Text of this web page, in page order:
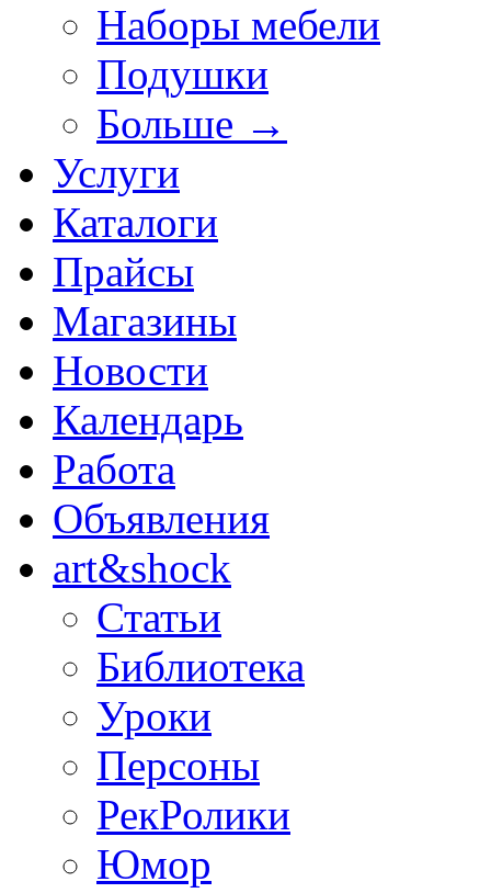
Наборы мебели
Подушки
Больше →
Услуги
Каталоги
Прайсы
Магазины
Новости
Календарь
Работа
Объявления
art&shock
Статьи
Библиотека
Уроки
Персоны
РекРолики
Юмор